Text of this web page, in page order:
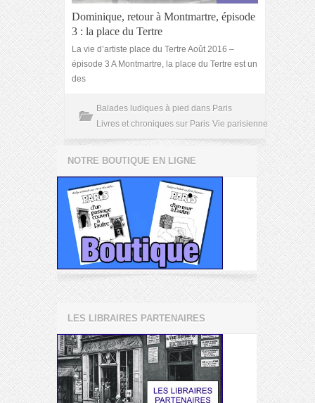
Dominique, retour à Montmartre, épisode
3 : la place du Tertre
La vie d’artiste place du Tertre Août 2016 –
épisode 3 A Montmartre, la place du Tertre est un
des
Balades ludiques à pied dans Paris
Livres et chroniques sur Paris Vie parisienne
NOTRE BOUTIQUE EN LIGNE
LES LIBRAIRES PARTENAIRES